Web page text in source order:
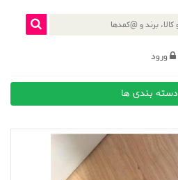
ورود
دسته بندی ها